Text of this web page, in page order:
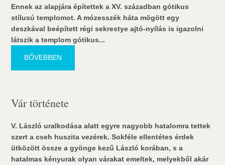
Ennek az alapjára építettek a XV. században gótikus
stílusú templomot. A mózesszék háta mögött egy
deszkával beépített régi sekrestye ajtó-nyílás is igazolni
látszik a templom gótikus...
BŐVEBBEN
Vár története
V. László uralkodása alatt egyre nagyobb hatalomra tettek
szert a cseh huszita vezérek. Sokféle ellentétes érdek
ütközött össze a gyönge kezű László korában, s a
hatalmas kényurak olyan várakat emeltek, melyekből akár